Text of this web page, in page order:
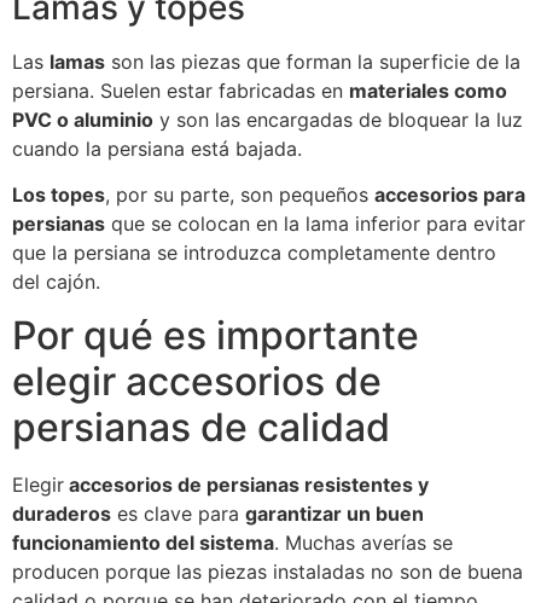
Las lamas son las piezas que forman la superficie de la
persiana. Suelen estar fabricadas en materiales como
PVC o aluminio y son las encargadas de bloquear la luz
cuando la persiana está bajada.
Los topes, por su parte, son pequeños accesorios para
persianas que se colocan en la lama inferior para evitar
que la persiana se introduzca completamente dentro
del cajón.
Por qué es importante
elegir accesorios de
persianas de calidad
Elegir accesorios de persianas resistentes y
duraderos es clave para garantizar un buen
funcionamiento del sistema. Muchas averías se
producen porque las piezas instaladas no son de buena